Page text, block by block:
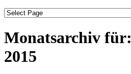
Monatsarchiv für:
2015